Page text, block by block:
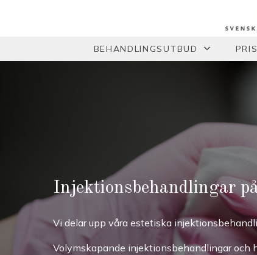
BEHANDLINGSUTBUD
Injektionsbehandlingar
Vi delar upp våra estetiska
Volymskapande injektionsbehandlingar